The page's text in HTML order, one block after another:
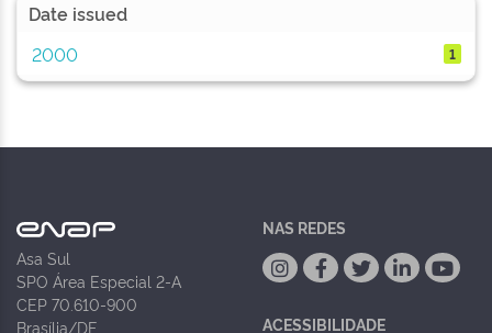
Date issued
2000
1
Asa Sul
SPO Área Especial 2-A
CEP 70.610-900
Brasília/DF
NAS REDES
ACESSIBILIDADE